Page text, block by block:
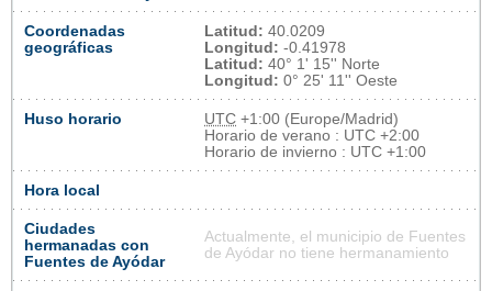
Coordenadas
geográficas
Latitud: 40.0209
Longitud: -0.41978
Latitud: 40° 1' 15'' Norte
Longitud: 0° 25' 11'' Oeste
Huso horario UTC +1:00 (Europe/Madrid)
Horario de verano : UTC +2:00
Horario de invierno : UTC +1:00
Hora local
Ciudades
hermanadas con
Fuentes de Ayódar
Actualmente, el municipio de Fuentes
de Ayódar no tiene hermanamiento